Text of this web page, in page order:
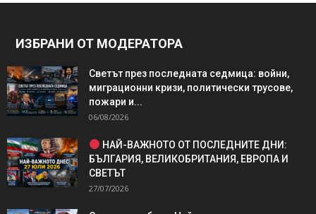
ИЗБРАНИ ОТ МОДЕРАТОРА
Светът през последната седмица: войни,
миграционни кризи, политически трусове,
пожари и...
06/08/2026
НАЙ-ВАЖНОТО ОТ ПОСЛЕДНИТЕ ДНИ:
БЪЛГАРИЯ, ВЕЛИКОБРИТАНИЯ, ЕВРОПА И
СВЕТЪТ
27/07/2026